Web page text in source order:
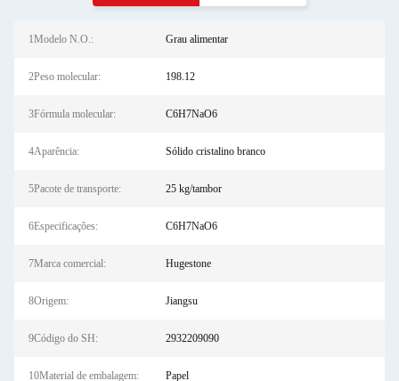
1Modelo N.O.: Grau alimentar
2Peso molecular: 198.12
3Fórmula molecular: C6H7NaO6
4Aparência: Sólido cristalino branco
5Pacote de transporte: 25 kg/tambor
6Especificações: C6H7NaO6
7Marca comercial: Hugestone
8Origem: Jiangsu
9Código do SH: 2932209090
10Material de embalagem: Papel